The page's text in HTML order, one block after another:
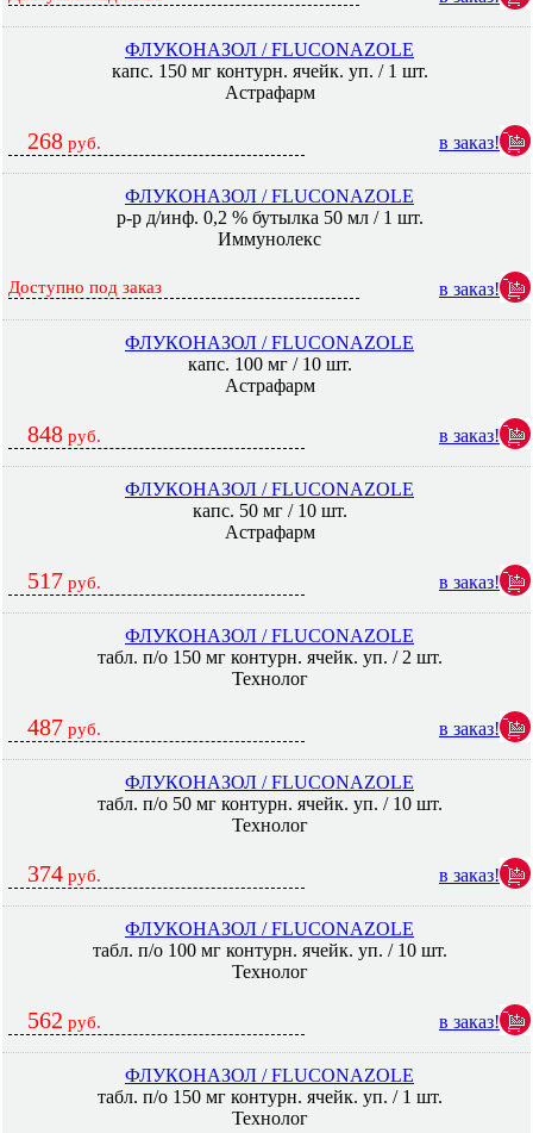
ФЛУКОНАЗОЛ / FLUCONAZOLE
капс. 150 мг контурн. ячейк. уп. / 1 шт.
Астрафарм
268 руб. в заказ!
ФЛУКОНАЗОЛ / FLUCONAZOLE
р-р д/инф. 0,2 % бутылка 50 мл / 1 шт.
Иммунолекс
Доступно под заказ в заказ!
ФЛУКОНАЗОЛ / FLUCONAZOLE
капс. 100 мг / 10 шт.
Астрафарм
848 руб. в заказ!
ФЛУКОНАЗОЛ / FLUCONAZOLE
капс. 50 мг / 10 шт.
Астрафарм
517 руб. в заказ!
ФЛУКОНАЗОЛ / FLUCONAZOLE
табл. п/о 150 мг контурн. ячейк. уп. / 2 шт.
Технолог
487 руб. в заказ!
ФЛУКОНАЗОЛ / FLUCONAZOLE
табл. п/о 50 мг контурн. ячейк. уп. / 10 шт.
Технолог
374 руб. в заказ!
ФЛУКОНАЗОЛ / FLUCONAZOLE
табл. п/о 100 мг контурн. ячейк. уп. / 10 шт.
Технолог
562 руб. в заказ!
ФЛУКОНАЗОЛ / FLUCONAZOLE
табл. п/о 150 мг контурн. ячейк. уп. / 1 шт.
Технолог